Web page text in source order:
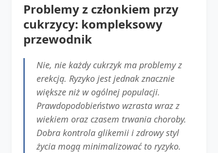
Problemy z członkiem przy
cukrzycy: kompleksowy
przewodnik
Nie, nie każdy cukrzyk ma problemy z
erekcją. Ryzyko jest jednak znacznie
większe niż w ogólnej populacji.
Prawdopodobieństwo wzrasta wraz z
wiekiem oraz czasem trwania choroby.
Dobra kontrola glikemii i zdrowy styl
życia mogą minimalizować to ryzyko.